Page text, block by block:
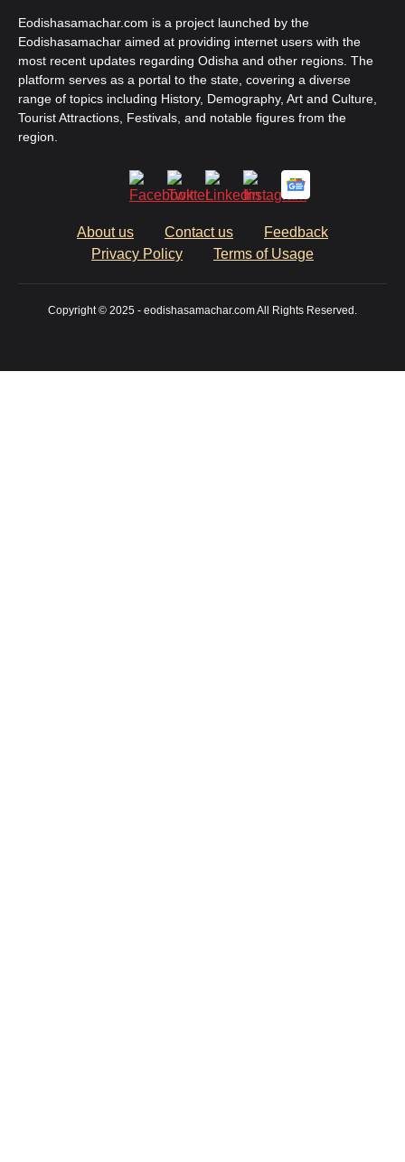
Eodishasamachar.com is a project launched by the
Eodishasamachar aimed at providing internet users with the
most recent updates regarding Odisha and other regions. The
platform serves as a portal to the state, covering a diverse
range of topics including History, Demography, Art and Culture,
Tourist Attractions, Festivals, and notable figures from the
region.
About us Contact us
Feedback
Privacy Policy
Terms of Usage
Copyright © 2025 - eodishasamachar.com All Rights Reserved.